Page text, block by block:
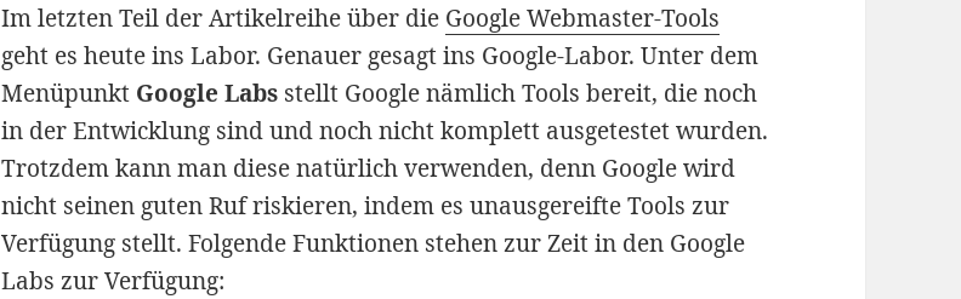
Im letzten Teil der Artikelreihe über die Google Webmaster-Tools
geht es heute ins Labor. Genauer gesagt ins Google-Labor. Unter dem
Menüpunkt Google Labs stellt Google nämlich Tools bereit, die noch
in der Entwicklung sind und noch nicht komplett ausgetestet wurden.
Trotzdem kann man diese natürlich verwenden, denn Google wird
nicht seinen guten Ruf riskieren, indem es unausgereifte Tools zur
Verfügung stellt. Folgende Funktionen stehen zur Zeit in den Google
Labs zur Verfügung: